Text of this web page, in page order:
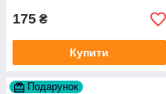
175 ₴
Купити
Подарунок